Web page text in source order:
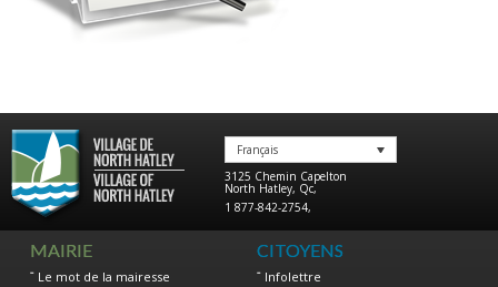
Français
3125 Chemin Capelton
North Hatley, Qc,
1 877-842-2754,
MAIRIE
Le mot de la mairesse
CITOYENS
Infolettre